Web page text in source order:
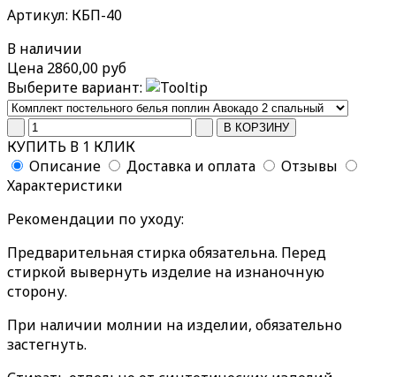
Артикул: КБП-40
В наличии
Цена 2860,00 руб
Выберите вариант:
КУПИТЬ В 1 КЛИК
Описание
Доставка и оплата
Отзывы
Характеристики
Рекомендации по уходу:
Предварительная стирка обязательна. Перед
стиркой вывернуть изделие на изнаночную
сторону.
При наличии молнии на изделии, обязательно
застегнуть.